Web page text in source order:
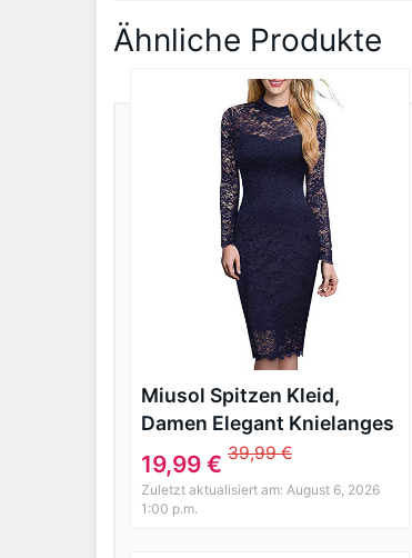
Ähnliche Produkte
Miusol Spitzen Kleid,
Damen Elegant Knielanges
Langarm Abendkleid Navy
Blau S
19,99 € 39,99 €
Zuletzt aktualisiert am: August 6, 2026
1:00 p.m.